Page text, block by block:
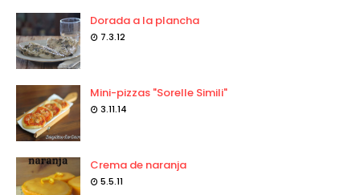
Dorada a la plancha
7.3.12
Mini-pizzas "Sorelle Simili"
3.11.14
Crema de naranja
5.5.11